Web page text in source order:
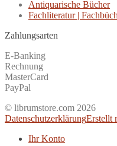
Antiquarische Bücher
Fachliteratur |
Zahlungsarten
E-Banking
Rechnung
MasterCard
PayPal
© librumstore.com 2026
DatenschutzerklärungErstellt
Ihr Konto